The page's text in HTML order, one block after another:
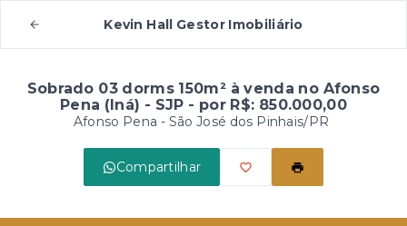
Kevin Hall Gestor Imobiliário
Sobrado 03 dorms 150m² à venda no Afonso
Pena (Iná) - SJP - por R$: 850.000,00
Afonso Pena - São José dos Pinhais/PR
Compartilhar